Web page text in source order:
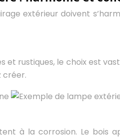
extérieur doivent
et rustiques, le choix est
créer.
à la corrosion. Le bois